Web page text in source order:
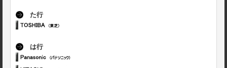
た行
は行